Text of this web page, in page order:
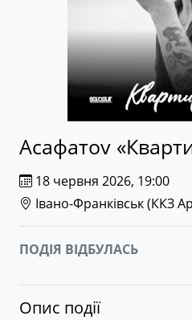
Асафатоv
18 червня 2026, 19:00
Івано-Франківськ (ККЗ
ПОДІЯ ВІДБУЛАСЬ
Опис події